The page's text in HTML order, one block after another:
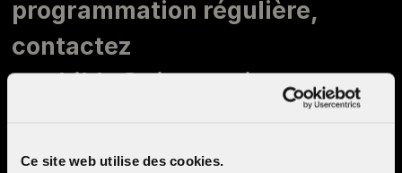
Ce site web utilise des cookies.
programmation régulière,
contactez
mathilde@cinemacinema.ca